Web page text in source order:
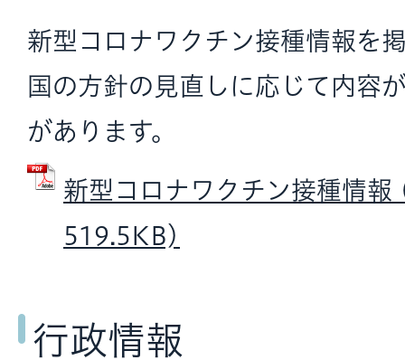
新型コロナワクチン接種情報を
国の方針の見直しに応じて内容
があります。
新型コロナワクチン接種情報
519.5KB)
行政情報